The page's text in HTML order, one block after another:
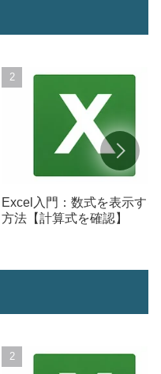
Excel入門：数式を表示する
方法【計算式を確認】